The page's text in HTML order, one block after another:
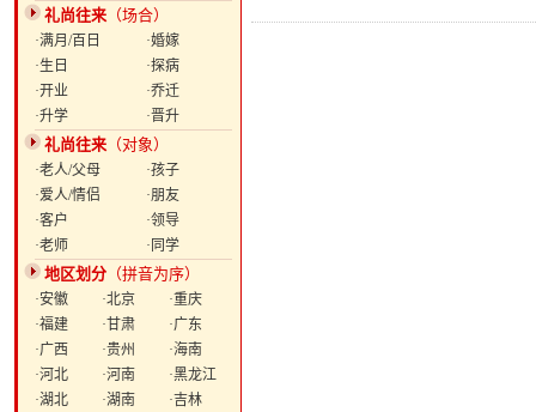
礼尚往来 （场合）
·满月/百日
·婚嫁
·生日
·探病
·开业
·乔迁
·升学
·晋升
礼尚往来 （对象）
·老人/父母
·孩子
·爱人/情侣
·朋友
·客户
·领导
·老师
·同学
地区划分 （拼音为序）
·安徽 ·北京
·重庆
·福建
·甘肃
·广东
·广西
·贵州
·海南
·河北
·河南
·黑龙江
·湖北
·湖南
·吉林